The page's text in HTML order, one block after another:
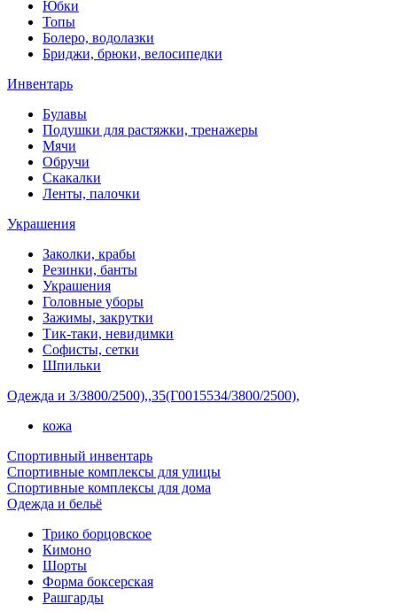
Юбки
Топы
Болеро, водолазки
Бриджи, брюки, велосипедки
Инвентарь
Булавы
Подушки для растяжки, тренажеры
Мячи
Обручи
Скакалки
Ленты, палочки
Украшения
Заколки, крабы
Резинки, банты
Украшения
Головные уборы
Зажимы, закрутки
Тик-таки, невидимки
Софисты, сетки
Шпильки
Одежда и 3/3800/2500),,35(Г0015534/3800/2500),
кожа
Спортивный инвентарь
Спортивные комплексы для улицы
Спортивные комплексы для дома
Одежда и бельё
Трико борцовское
Кимоно
Шорты
Форма боксерская
Рашгарды